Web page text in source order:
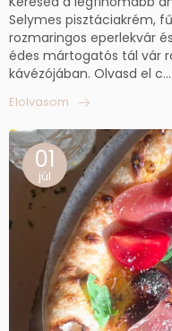
Selymes pisztáciakrém,
rozmaringos eperlekvár
édes mártogatós tál vár
kávézójában. Olvasd el c...
Elolvasom
01
júl